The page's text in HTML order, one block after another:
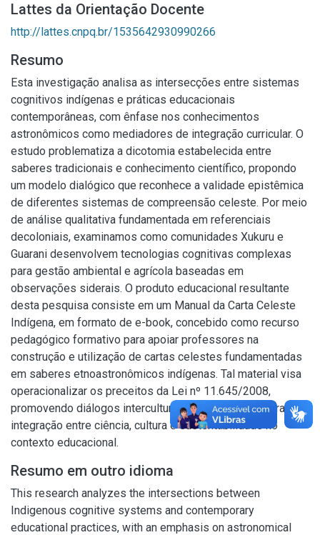
Lattes da Orientação Docente
http://lattes.cnpq.br/1535642930990266
Resumo
Esta investigação analisa as intersecções entre sistemas
cognitivos indígenas e práticas educacionais
contemporâneas, com ênfase nos conhecimentos
astronômicos como mediadores de integração curricular. O
estudo problematiza a dicotomia estabelecida entre
saberes tradicionais e conhecimento científico, propondo
um modelo dialógico que reconhece a validade epistêmica
de diferentes sistemas de compreensão celeste. Por meio
de análise qualitativa fundamentada em referenciais
decoloniais, examinamos como comunidades Xukuru e
Guarani desenvolvem tecnologias cognitivas complexas
para gestão ambiental e agrícola baseadas em
observações siderais. O produto educacional resultante
desta pesquisa consiste em um Manual da Carta Celeste
Indígena, em formato de e-book, concebido como recurso
pedagógico formativo para apoiar professores na
construção e utilização de cartas celestes fundamentadas
em saberes etnoastronômicos indígenas. Tal material visa
operacionalizar os preceitos da Lei nº 11.645/2008,
promovendo diálogos interculturais e contribuindo para a
integração entre ciência, cultura e sustentabilidade no
contexto educacional.
Resumo em outro idioma
This research analyzes the intersections between
Indigenous cognitive systems and contemporary
educational practices, with an emphasis on astronomical